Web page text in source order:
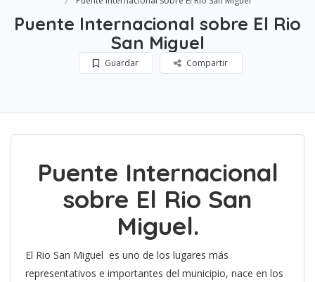
Puente Internacional sobre El Rio
San Miguel
Guardar Compartir
Puente Internacional
sobre El Rio San
Miguel.
El Rio San Miguel es uno de los lugares más
representativos e importantes del municipio, nace en los